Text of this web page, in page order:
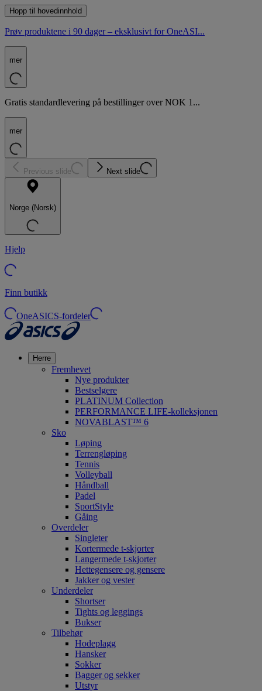
Hopp til hovedinnhold
Prøv produktene i 90 dager – eksklusivt for OneASI...
mer
Gratis standardlevering på bestillinger over NOK 1...
mer
Previous slide Next slide
Norge (Norsk)
Hjelp
Finn butikk
OneASICS-fordeler
Herre
Fremhevet
Nye produkter
Bestselgere
PLATINUM Collection
PERFORMANCE LIFE-kolleksjonen
NOVABLAST™ 6
Sko
Løping
Terrengløping
Tennis
Volleyball
Håndball
Padel
SportStyle
Gåing
Overdeler
Singleter
Kortermede t-skjorter
Langermede t-skjorter
Hettegensere og gensere
Jakker og vester
Underdeler
Shortser
Tights og leggings
Bukser
Tilbehør
Hodeplagg
Hansker
Sokker
Bagger og sekker
Utstyr